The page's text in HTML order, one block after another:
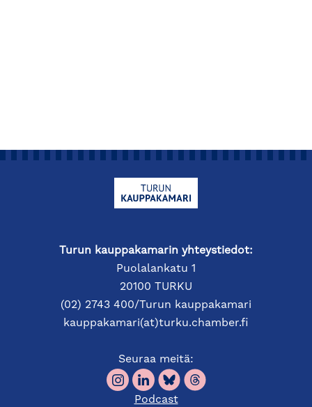
Turun kauppakamarin yhteystiedot:
Puolalankatu 1
20100 TURKU
(02) 2743 400/Turun kauppakamari
kauppakamari(at)turku.chamber.fi
Seuraa meitä:
Podcast